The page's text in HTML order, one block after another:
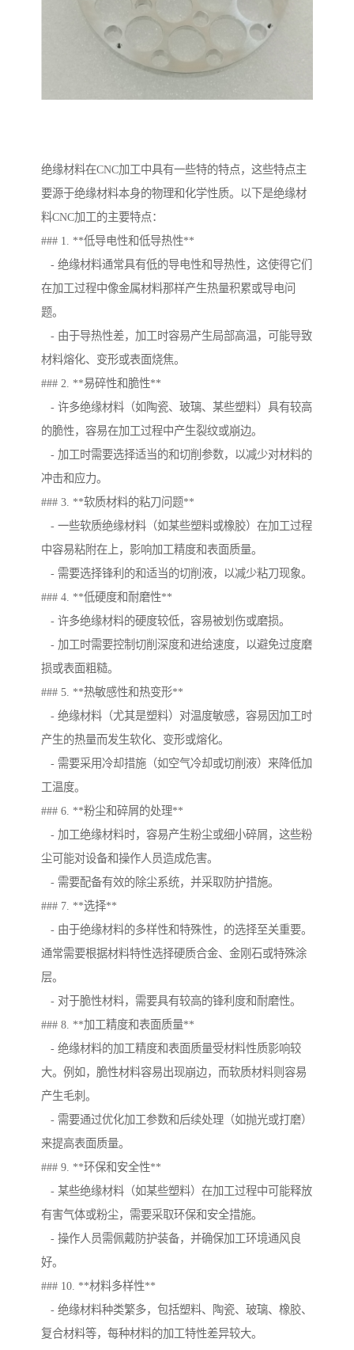
绝缘材料在CNC加工中具有一些特的特点，这些特点主
要源于绝缘材料本身的物理和化学性质。以下是绝缘材
料CNC加工的主要特点：
### 1. **低导电性和低导热性**
- 绝缘材料通常具有低的导电性和导热性，这使得它们
在加工过程中像金属材料那样产生热量积累或导电问
题。
- 由于导热性差，加工时容易产生局部高温，可能导致
材料熔化、变形或表面烧焦。
### 2. **易碎性和脆性**
- 许多绝缘材料（如陶瓷、玻璃、某些塑料）具有较高
的脆性，容易在加工过程中产生裂纹或崩边。
- 加工时需要选择适当的和切削参数，以减少对材料的
冲击和应力。
### 3. **软质材料的粘刀问题**
- 一些软质绝缘材料（如某些塑料或橡胶）在加工过程
中容易粘附在上，影响加工精度和表面质量。
- 需要选择锋利的和适当的切削液，以减少粘刀现象。
### 4. **低硬度和耐磨性**
- 许多绝缘材料的硬度较低，容易被划伤或磨损。
- 加工时需要控制切削深度和进给速度，以避免过度磨
损或表面粗糙。
### 5. **热敏感性和热变形**
- 绝缘材料（尤其是塑料）对温度敏感，容易因加工时
产生的热量而发生软化、变形或熔化。
- 需要采用冷却措施（如空气冷却或切削液）来降低加
工温度。
### 6. **粉尘和碎屑的处理**
- 加工绝缘材料时，容易产生粉尘或细小碎屑，这些粉
尘可能对设备和操作人员造成危害。
- 需要配备有效的除尘系统，并采取防护措施。
### 7. **选择**
- 由于绝缘材料的多样性和特殊性，的选择至关重要。
通常需要根据材料特性选择硬质合金、金刚石或特殊涂
层。
- 对于脆性材料，需要具有较高的锋利度和耐磨性。
### 8. **加工精度和表面质量**
- 绝缘材料的加工精度和表面质量受材料性质影响较
大。例如，脆性材料容易出现崩边，而软质材料则容易
产生毛刺。
- 需要通过优化加工参数和后续处理（如抛光或打磨）
来提高表面质量。
### 9. **环保和安全性**
- 某些绝缘材料（如某些塑料）在加工过程中可能释放
有害气体或粉尘，需要采取环保和安全措施。
- 操作人员需佩戴防护装备，并确保加工环境通风良
好。
### 10. **材料多样性**
- 绝缘材料种类繁多，包括塑料、陶瓷、玻璃、橡胶、
复合材料等，每种材料的加工特性差异较大。